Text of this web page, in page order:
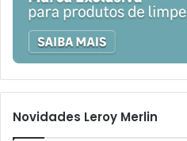
Novidades Leroy Merlin